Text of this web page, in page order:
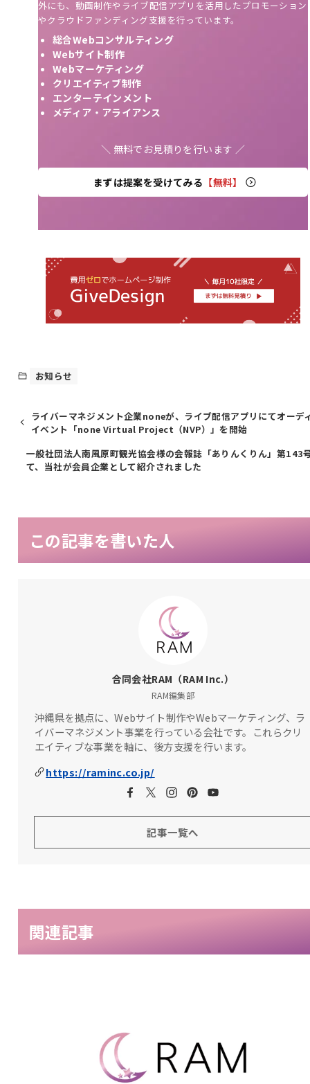
外にも、動画制作やライブ配信アプリを活用したプロモーション
やクラウドファンディング支援を行っています。
総合Webコンサルティング
Webサイト制作
Webマーケティング
クリエイティブ制作
エンターテインメント
メディア・アライアンス
＼ 無料でお見積りを行います ／
まずは提案を受けてみる 【無料】
お知らせ
ライバーマネジメント企業noneが、ライブ配信アプリにてオーデ
イベント「none Virtual Project（NVP）」を開始
一般社団法人南風原町観光協会様の会報誌「ありんくりん」第143
て、当社が会員企業として紹介されました
この記事を書いた人
合同会社RAM（RAM Inc.）
RAM編集部
沖縄県を拠点に、Webサイト制作やWebマーケティング、ラ
イバーマネジメント事業を行っている会社です。これらクリ
エイティブな事業を軸に、後方支援を行います。
https://raminc.co.jp/
記事一覧へ
関連記事